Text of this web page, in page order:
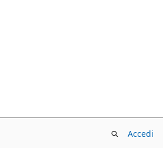
Accedi